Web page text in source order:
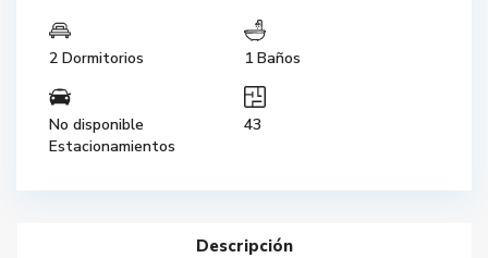
2 Dormitorios 1 Baños
No disponible
Estacionamientos
43
Descripción